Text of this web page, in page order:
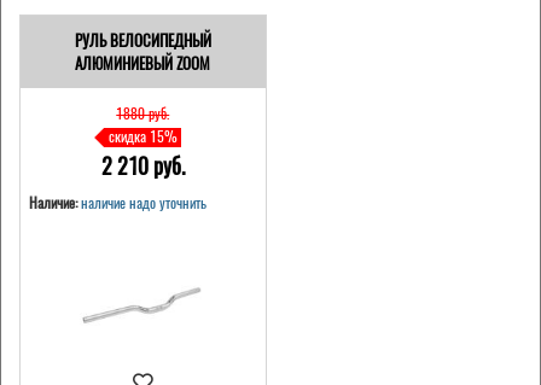
РУЛЬ ВЕЛОСИПЕДНЫЙ
АЛЮМИНИЕВЫЙ ZOOM
1880 pуб.
скидка 15%
2 210 pуб.
Наличие:наличие надо уточнить